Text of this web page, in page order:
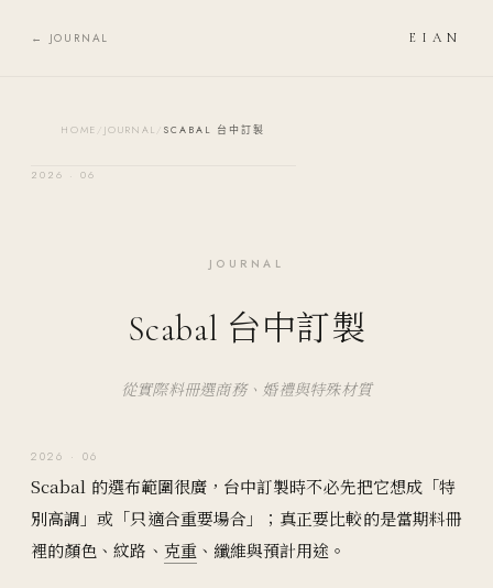
← JOURNAL EIAN
HOME JOURNAL SCABAL 台中訂製
2026 · 06
JOURNAL
Scabal 台中訂製
從實際料冊選商務、婚禮與特殊材質
2026 · 06
Scabal 的選布範圍很廣，台中訂製時不必先把它想成「特
別高調」或「只適合重要場合」；真正要比較的是當期料冊
裡的顏色、紋路、 克重 、纖維與預計用途。